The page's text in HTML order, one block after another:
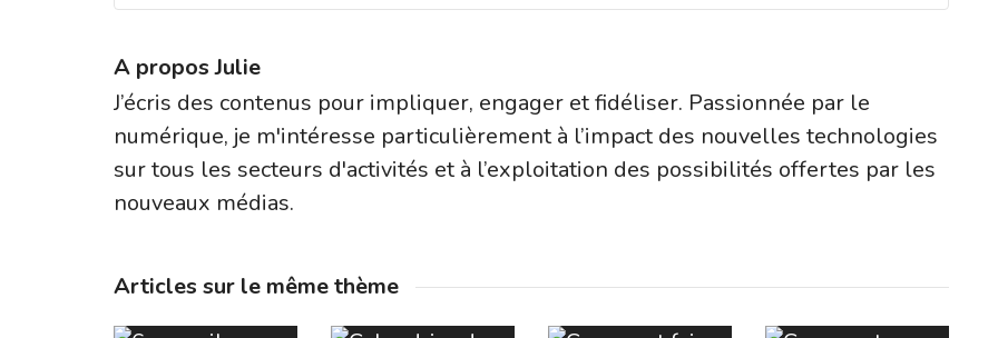
A proposJulie
J’écris des contenus pour impliquer, engager et fidéliser. Passionnée par le
numérique, je m'intéresse particulièrement à l’impact des nouvelles technologies
sur tous les secteurs d'activités et à l’exploitation des possibilités offertes par les
nouveaux médias.
Articles sur le même thème